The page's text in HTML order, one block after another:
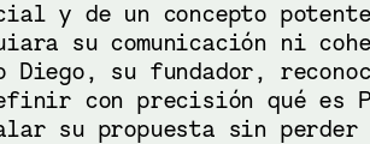
y de un concepto
su comunicación ni
Diego, su fundador,
con precisión qué es
su propuesta sin perder